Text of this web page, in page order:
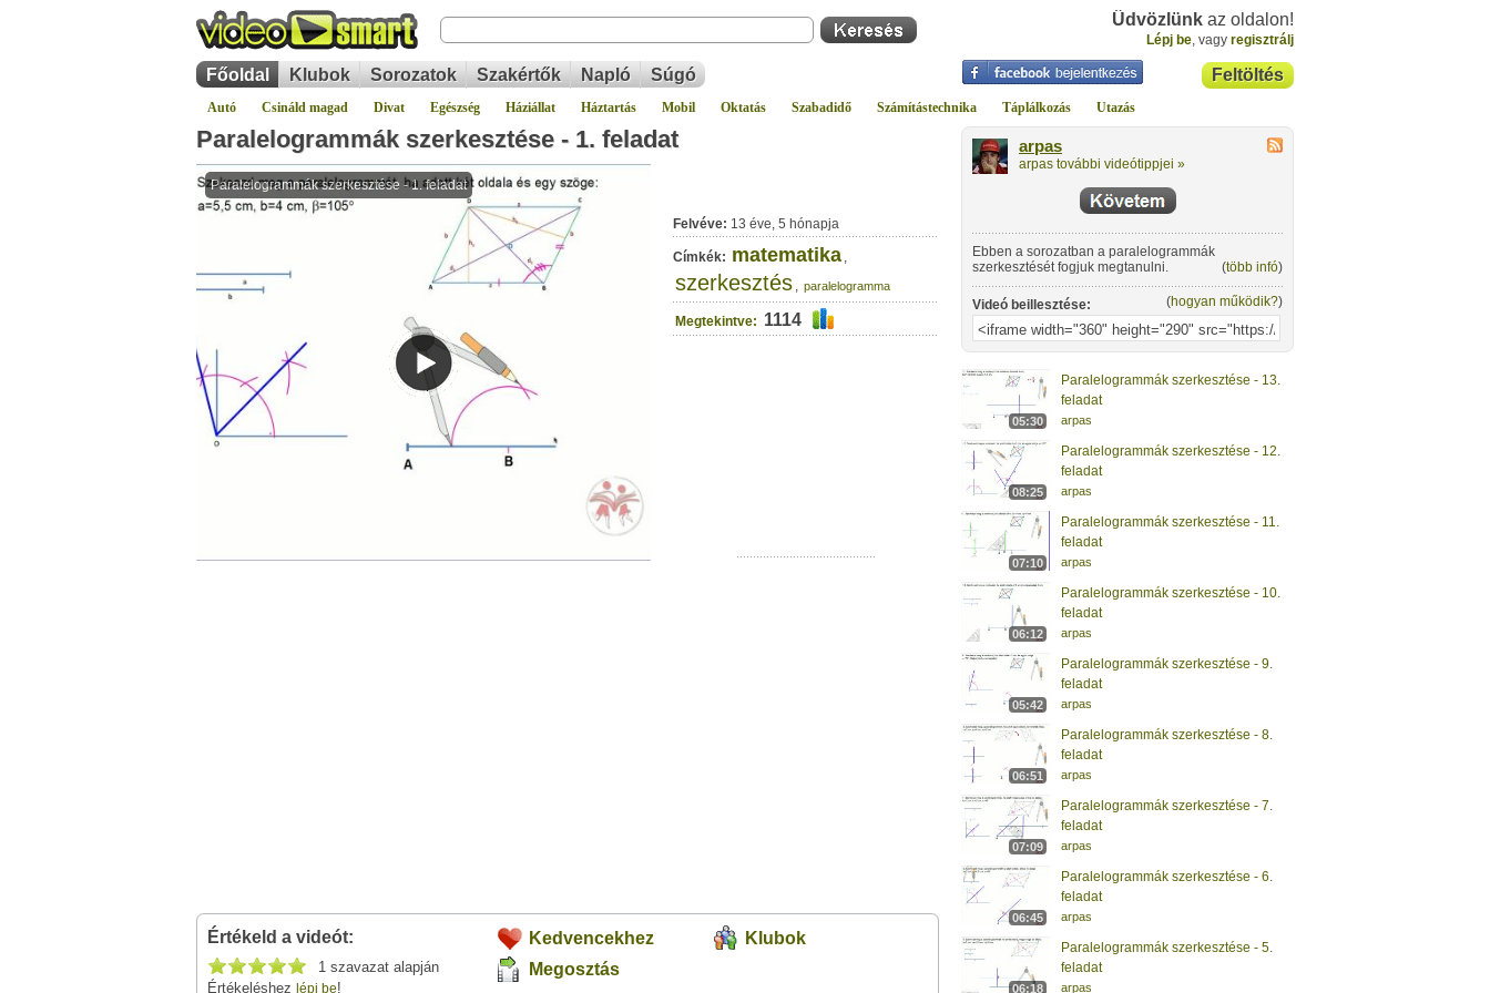
Üdvözlünk az oldalon!
Lépj be, vagy regisztrálj
Feltöltés
Főoldal Klubok Sorozatok Szakértők Napló Súgó
Autó Csináld magad Divat Egészség Háziállat Háztartás Mobil Oktatás Szabadidő Számítástechnika Táplálkozás Utazás
Paralelogrammák szerkesztése - 1. feladat
Felvéve: 13 éve, 5 hónapja
Címkék: matematika ,
szerkesztés , paralelogramma
Megtekintve: 1114
Értékeld a videót:
1 szavazat alapján
Értékeléshez lépj be!
Kedvencekhez
Klubok
Megosztás
arpas
arpas további videótippjei »
Ebben a sorozatban a paralelogrammák
szerkesztését fogjuk megtanulni.
(több infó)
Videó beillesztése: (hogyan működik?)
05:30
Paralelogrammák szerkesztése - 13.
feladat
arpas
08:25
Paralelogrammák szerkesztése - 12.
feladat
arpas
07:10
Paralelogrammák szerkesztése - 11.
feladat
arpas
06:12
Paralelogrammák szerkesztése - 10.
feladat
arpas
05:42
Paralelogrammák szerkesztése - 9.
feladat
arpas
06:51
Paralelogrammák szerkesztése - 8.
feladat
arpas
07:09
Paralelogrammák szerkesztése - 7.
feladat
arpas
06:45
Paralelogrammák szerkesztése - 6.
feladat
arpas
06:18
Paralelogrammák szerkesztése - 5.
feladat
arpas